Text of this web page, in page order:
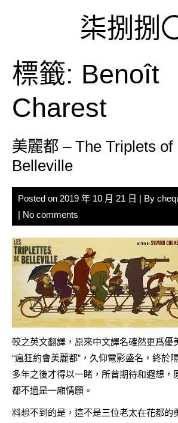
柒捌捌
標籤: Benoît
Charest
美麗都 – The Triplets of
Belleville
Posted on 2019 年 10 月 21 日 | By
| No comments
較之英文翻譯，原來中文譯名確然更爲優
“瘋狂約會美麗都”，久仰電影盛名，終於
多年之後才得以一睹，所曾期待和遐想，
都不過是一廂情願。
料想不到的是，這不是三位老太在花都的